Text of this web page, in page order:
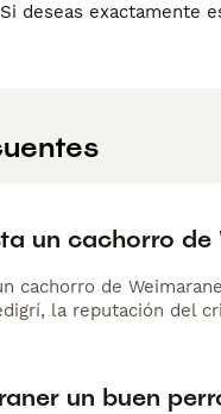
Si deseas exactamente
un cachorro de
cachorro de
la reputación del
un buen